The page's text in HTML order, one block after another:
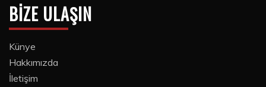
BIZE ULAŞIN
Künye
Hakkımızda
İletişim